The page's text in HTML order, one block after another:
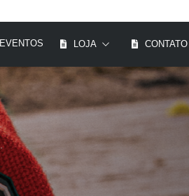
EVENTOS LOJA CONTATO